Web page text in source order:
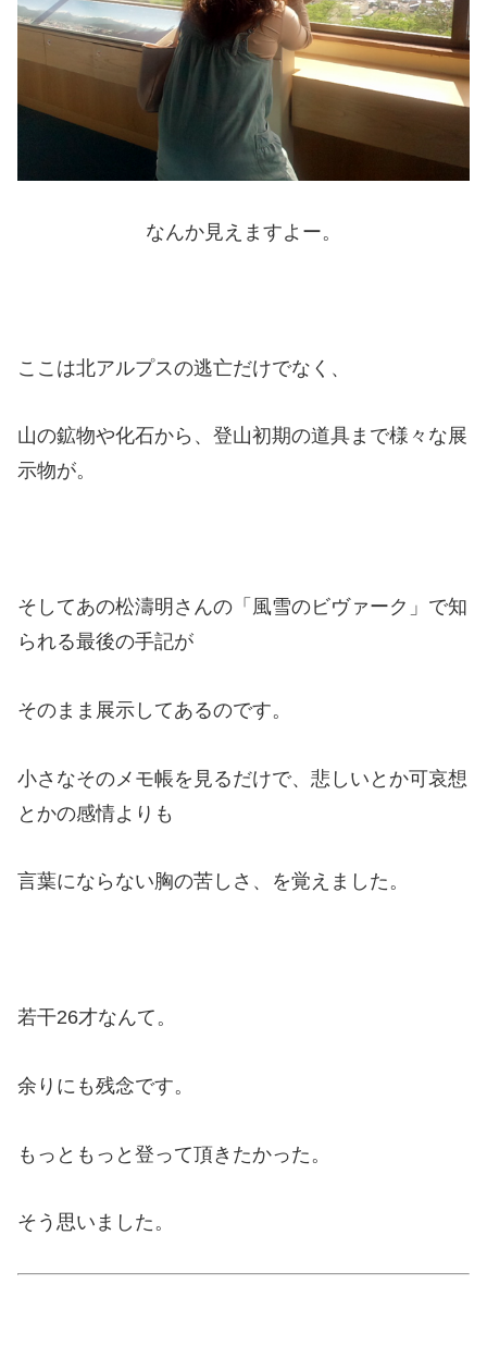
なんか見えますよー。
ここは北アルプスの逃亡だけでなく、
山の鉱物や化石から、登山初期の道具まで様々な展
示物が。
そしてあの松濤明さんの「風雪のビヴァーク」で知
られる最後の手記が
そのまま展示してあるのです。
小さなそのメモ帳を見るだけで、悲しいとか可哀想
とかの感情よりも
言葉にならない胸の苦しさ、を覚えました。
若干26才なんて。
余りにも残念です。
もっともっと登って頂きたかった。
そう思いました。